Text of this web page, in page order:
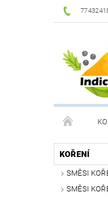
DROGERIE
KOŘENÍ
SMĚSI
SMĚSI